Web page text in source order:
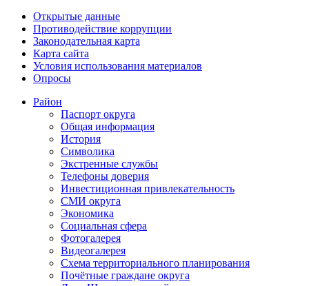
Открытые данные
Противодействие коррупции
Законодательная карта
Карта сайта
Условия использования материалов
Опросы
Район
Паспорт округа
Общая информация
История
Символика
Экстренные службы
Телефоны доверия
Инвестиционная привлекательность
СМИ округа
Экономика
Социальная сфера
Фотогалерея
Видеогалерея
Схема территориального планирования
Почётные граждане округа